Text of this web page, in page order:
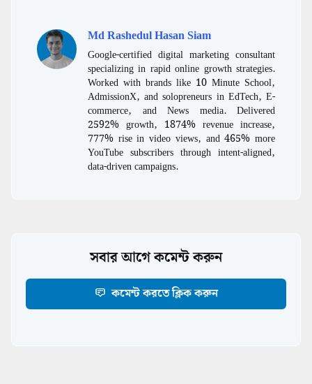
Md Rashedul Hasan Siam
Google-certified digital marketing consultant
specializing in rapid online growth strategies.
Worked with brands like 10 Minute School,
AdmissionX, and solopreneurs in EdTech, E-
commerce, and News media. Delivered
2592% growth, 1874% revenue increase,
777% rise in video views, and 465% more
YouTube subscribers through intent-aligned,
data-driven campaigns.
সবার আগে কমেন্ট করুন
কমেন্ট করতে ক্লিক করুন